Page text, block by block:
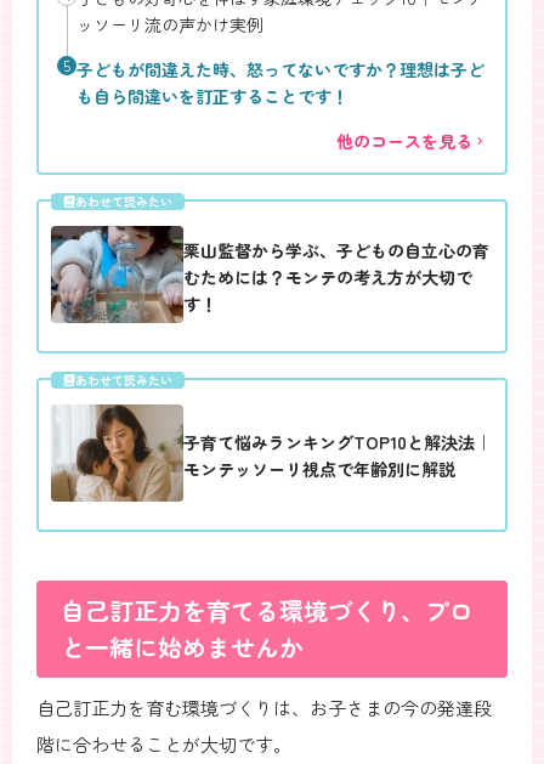
ッソーリ流の声かけ実例
5 子どもが間違えた時、怒ってないですか？理想は子ど
も自ら間違いを訂正することです！
他のコースを見る
あわせて読みたい
栗山監督から学ぶ、子どもの自立心の育
むためには？モンテの考え方が大切で
す！
あわせて読みたい
子育て悩みランキングTOP10と解決法｜
モンテッソーリ視点で年齢別に解説
自己訂正力を育てる環境づくり、プロ
と一緒に始めませんか
自己訂正力を育む環境づくりは、お子さまの今の発達段
階に合わせることが大切です。